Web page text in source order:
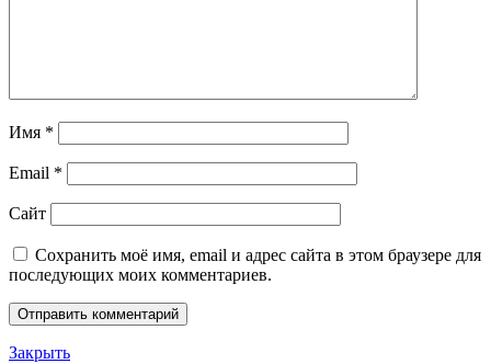
Имя *
Email *
Сайт
Сохранить моё имя, email и адрес сайта в этом браузере для
последующих моих комментариев.
Закрыть